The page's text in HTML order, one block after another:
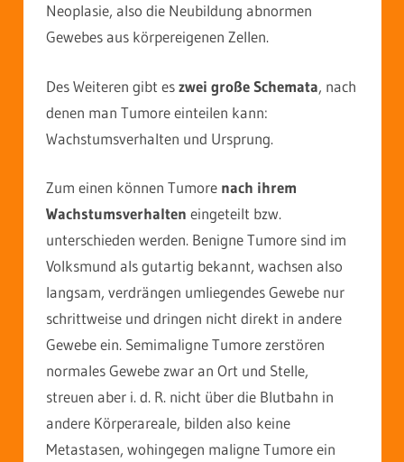
Neoplasie, also die Neubildung abnormen
Gewebes aus körpereigenen Zellen.
Des Weiteren gibt eszwei große Schemata, nach
denen man Tumore einteilen kann:
Wachstumsverhalten und Ursprung.
Zum einen können Tumore nach ihrem
Wachstumsverhalten eingeteilt bzw.
unterschieden werden. Benigne Tumore sind im
Volksmund als gutartig bekannt, wachsen also
langsam, verdrängen umliegendes Gewebe nur
schrittweise und dringen nicht direkt in andere
Gewebe ein. Semimaligne Tumore zerstören
normales Gewebe zwar an Ort und Stelle,
streuen aber i. d. R. nicht über die Blutbahn in
andere Körperareale, bilden also keine
Metastasen, wohingegen maligne Tumore ein